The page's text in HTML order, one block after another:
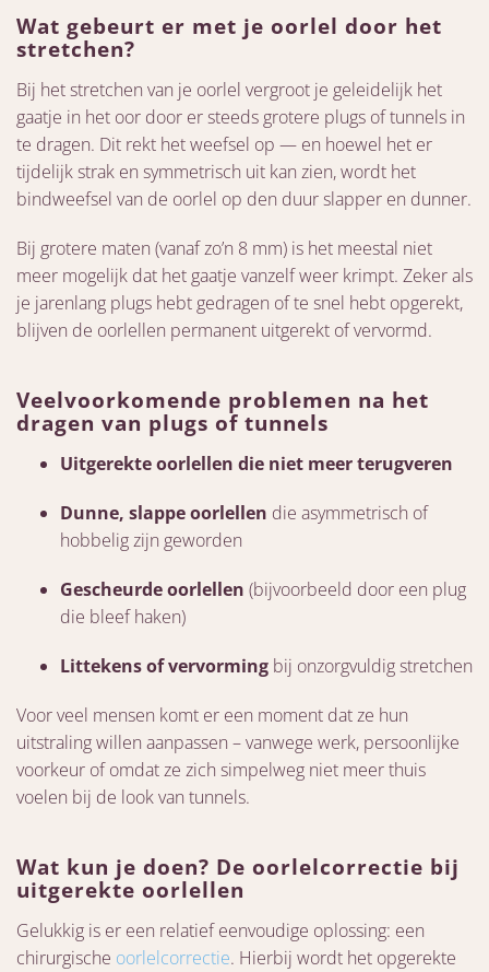
Wat gebeurt er met je oorlel door het
stretchen?
Bij het stretchen van je oorlel vergroot je geleidelijk het
gaatje in het oor door er steeds grotere plugs of tunnels in
te dragen. Dit rekt het weefsel op — en hoewel het er
tijdelijk strak en symmetrisch uit kan zien, wordt het
bindweefsel van de oorlel op den duur slapper en dunner.
Bij grotere maten (vanaf zo’n 8 mm) is het meestal niet
meer mogelijk dat het gaatje vanzelf weer krimpt. Zeker als
je jarenlang plugs hebt gedragen of te snel hebt opgerekt,
blijven de oorlellen permanent uitgerekt of vervormd.
Veelvoorkomende problemen na het
dragen van plugs of tunnels
Uitgerekte oorlellen die niet meer terugveren
Dunne, slappe oorlellen die asymmetrisch of
hobbelig zijn geworden
Gescheurde oorlellen (bijvoorbeeld door een plug
die bleef haken)
Littekens of vervorming bij onzorgvuldig stretchen
Voor veel mensen komt er een moment dat ze hun
uitstraling willen aanpassen – vanwege werk, persoonlijke
voorkeur of omdat ze zich simpelweg niet meer thuis
voelen bij de look van tunnels.
Wat kun je doen? De oorlelcorrectie bij
uitgerekte oorlellen
Gelukkig is er een relatief eenvoudige oplossing: een
chirurgische oorlelcorrectie. Hierbij wordt het opgerekte